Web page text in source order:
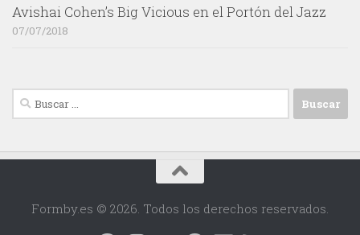
Avishai Cohen’s Big Vicious en el Portón del Jazz
07/07/2018
Buscar:
Formby.es © 2026. Todos los derechos reservados.